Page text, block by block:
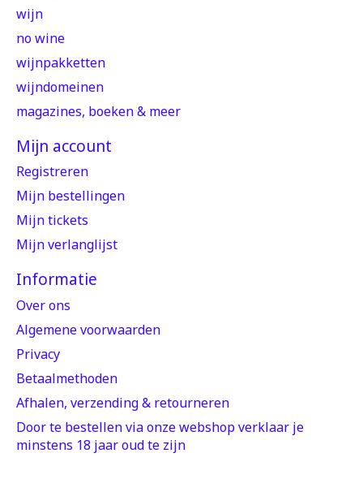
wijn
no wine
wijnpakketten
wijndomeinen
magazines, boeken & meer
Mijn account
Registreren
Mijn bestellingen
Mijn tickets
Mijn verlanglijst
Informatie
Over ons
Algemene voorwaarden
Privacy
Betaalmethoden
Afhalen, verzending & retourneren
Door te bestellen via onze webshop verklaar je
minstens 18 jaar oud te zijn